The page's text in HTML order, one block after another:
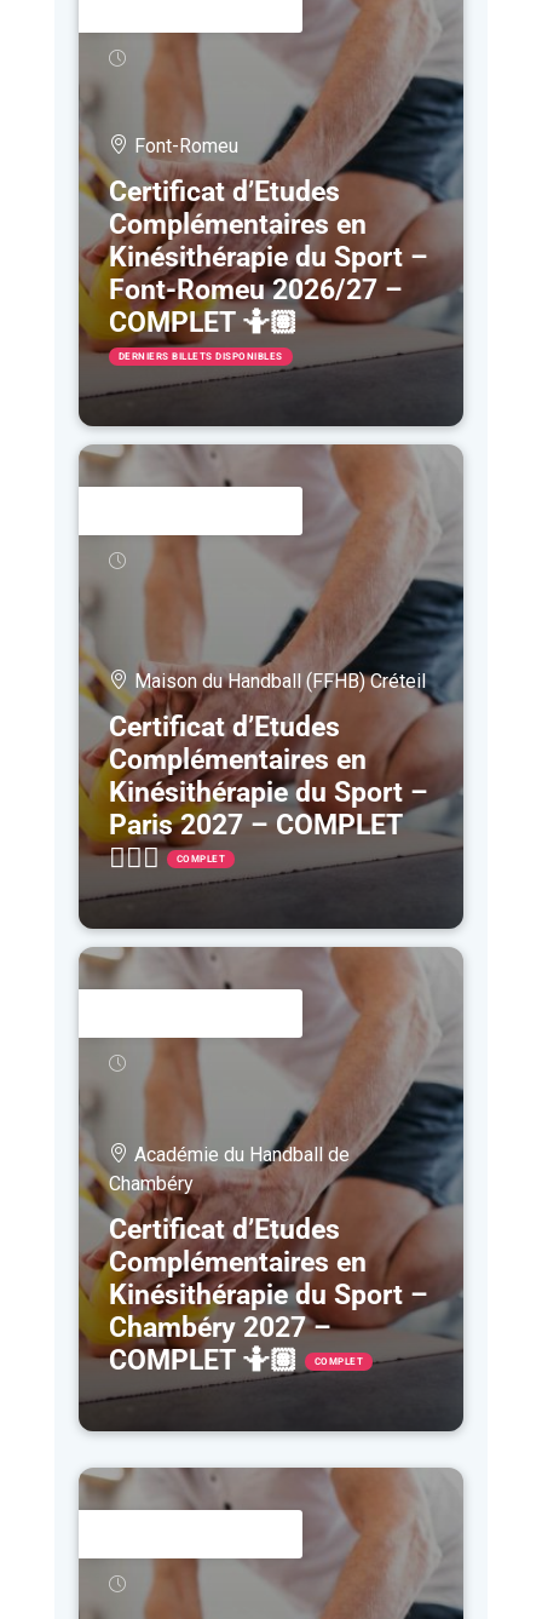
Font-Romeu
Certificat d’Etudes
Complémentaires en
Kinésithérapie du Sport –
Font-Romeu 2026/27 –
COMPLET 🤷🏽
DERNIERS BILLETS DISPONIBLES
Maison du Handball (FFHB) Créteil
Certificat d’Etudes
Complémentaires en
Kinésithérapie du Sport –
Paris 2027 – COMPLET
🤷🏻‍♀️
COMPLET
Académie du Handball de
Chambéry
Certificat d’Etudes
Complémentaires en
Kinésithérapie du Sport –
Chambéry 2027 –
COMPLET 🤷🏽
COMPLET